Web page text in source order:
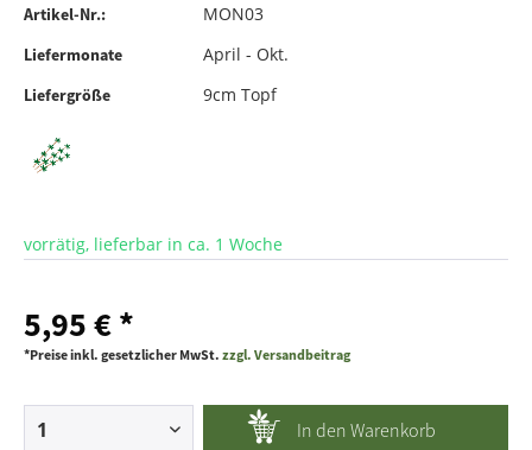
Artikel-Nr.:
MON03
Liefermonate April - Okt.
Liefergröße 9cm Topf
vorrätig, lieferbar in ca. 1 Woche
5,95 € *
*Preise inkl. gesetzlicher MwSt. zzgl. Versandbeitrag
In den Warenkorb